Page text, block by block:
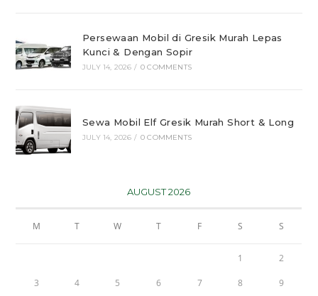
Persewaan Mobil di Gresik Murah Lepas
Kunci & Dengan Sopir
JULY 14, 2026 / 0 COMMENTS
Sewa Mobil Elf Gresik Murah Short & Long
JULY 14, 2026 / 0 COMMENTS
AUGUST 2026
M T W T F S S
1 2
3 4 5 6 7 8 9